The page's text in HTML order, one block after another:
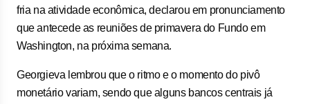
fria na atividade econômica, declarou em pronunciamento
que antecede as reuniões de primavera do Fundo em
Washington, na próxima semana.
Georgieva lembrou que o ritmo e o momento do pivô
monetário variam, sendo que alguns bancos centrais já